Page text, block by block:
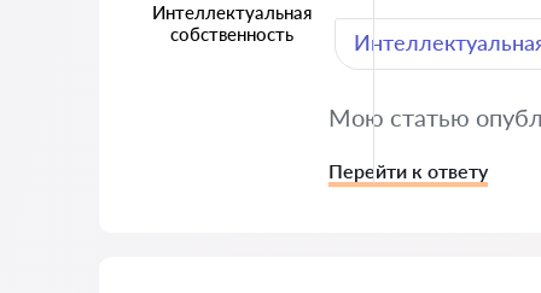
Интеллектуальная
собственность
Мою статью
Перейти к ответу